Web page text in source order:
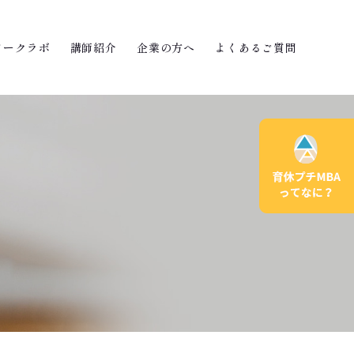
ークラボ 講師紹介 企業の方へ よくあるご質問